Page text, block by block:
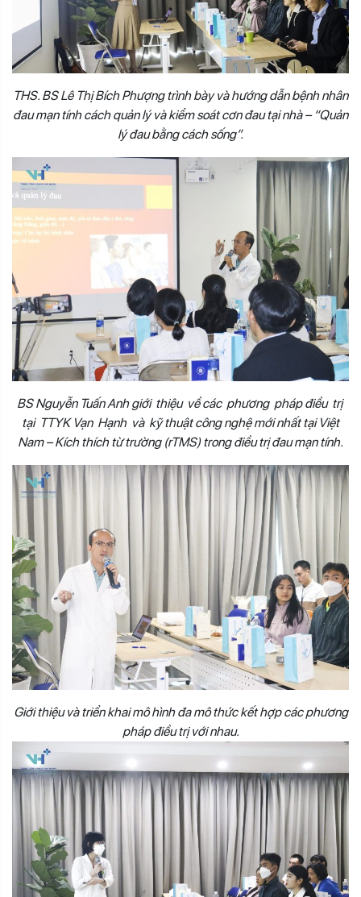
THS. BS Lê Thị Bích Phượng trình bày và hướng dẫn bệnh nhân
đau mạn tính cách quản lý và kiểm soát cơn đau tại nhà – “Quản
lý đau bằng cách sống”.
BS Nguyễn Tuấn Anh giới thiệu về các phương pháp điều trị
tại TTYK Vạn Hạnh và kỹ thuật công nghệ mới nhất tại Việt
Nam – Kích thích từ trường (rTMS) trong điều trị đau mạn tính.
Giới thiệu và triển khai mô hình đa mô thức kết hợp các phương
pháp điều trị với nhau.